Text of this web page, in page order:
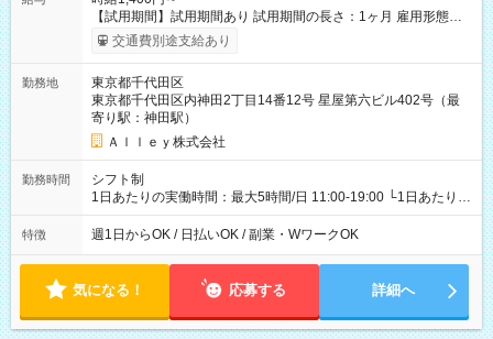
【試用期間】試用期間あり 試用期間の長さ：1ヶ月 雇用形態、
給与は本採用時と同じです。
交通費別途支給あり
勤務地
東京都千代田区
東京都千代田区内神田2丁目14番12号 星屋第六ビル402号（最
寄り駅：神田駅）
Ａｌｌｅｙ株式会社
勤務時間
シフト制
1日あたりの実働時間：最大5時間/日 11:00-19:00 └1日あたりの
実働時間：1-5時間 └上記の時間帯内であれば、いつでも勤務可
能！ └平日・土曜日の中で、お好きな曜日でご勤務いただけま
18:00 などのように、自由な働き方が可能なお仕事です！
特徴 週1日からOK / 日払いOK / 副業・WワークOK
気になる！ 応募する 詳細へ